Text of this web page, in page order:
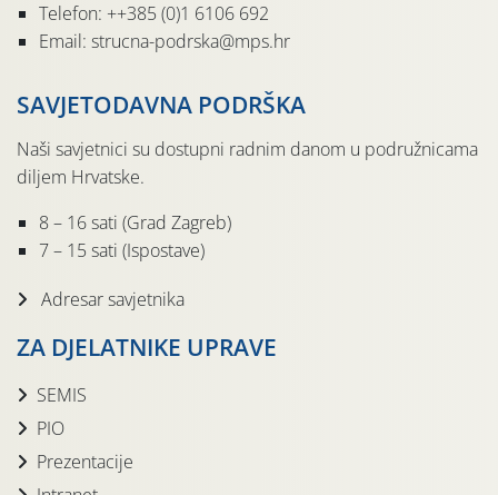
Telefon: ++385 (0)1 6106 692
Email: strucna-podrska@mps.hr
SAVJETODAVNA PODRŠKA
Naši savjetnici su dostupni radnim danom u podružnicama
diljem Hrvatske.
8 – 16 sati (Grad Zagreb)
7 – 15 sati (Ispostave)
Adresar savjetnika
ZA DJELATNIKE UPRAVE
SEMIS
PIO
Prezentacije